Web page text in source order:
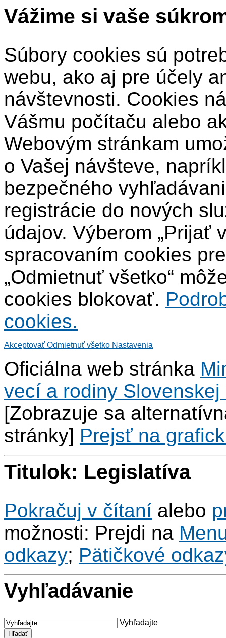
Vážime si vaše
Súbory cookies sú
webu, ako aj pre účely
návštevnosti. Cookies
Vášmu počítaču alebo
Webovým stránkam
o Vašej návšteve,
bezpečného
registrácie do nových
údajov. Výberom „Prijať
spracovaním cookies
„Odmietnuť všetko“
cookies blokovať.
cookies.
Akceptovať Odmietnuť všetko Nastavenia
Oficiálna web stránka
vecí a rodiny Slovenskej
[Zobrazuje sa
stránky] Prejsť na
Titulok: Legislatíva
Pokračuj v čítaní alebo
možnosti: Prejdi na
odkazy; Pätičkové
Vyhľadávanie
Vyhľadajte